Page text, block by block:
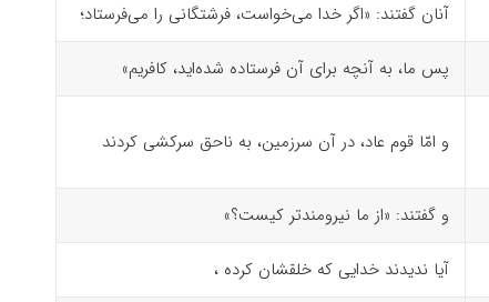
آنان گفتند: «اگر خدا می‌خواست، فرشتگانی را می‌فرستاد؛
پس ما، به آنچه برای آن فرستاده شده‌اید، کافریم»
و امّا قوم عاد، در آن سرزمین، به ناحق سرکشی کردند
و گفتند: «از ما نیرومندتر کیست؟»
آیا ندیدند خدایی که خلقشان کرده ،